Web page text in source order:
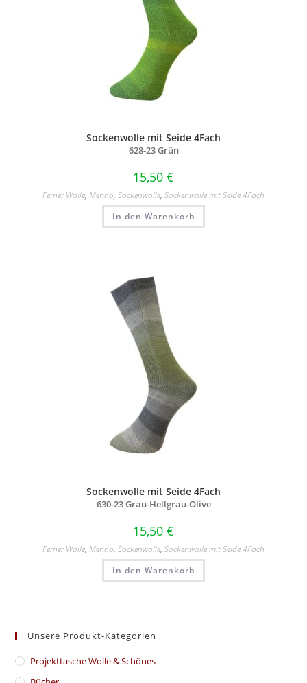
Sockenwolle mit Seide 4Fach
628-23 Grün
15,50 €
Ferner Wolle, Merino, Sockenwolle, Sockenwolle mit Seide 4Fach
In den Warenkorb
Sockenwolle mit Seide 4Fach
630-23 Grau-Hellgrau-Olive
15,50 €
Ferner Wolle, Merino, Sockenwolle, Sockenwolle mit Seide 4Fach
In den Warenkorb
Unsere Produkt-Kategorien
​Projekttasche Wolle & Schönes